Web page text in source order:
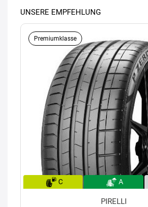
UNSERE EMPFEHLUNG
Premiumklasse
C A
PIRELLI